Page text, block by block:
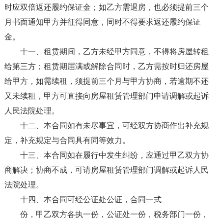
时应双倍返还履约保证金；如乙方需退房，也必须提前三个
月书面通知甲方并征得同意，同时不得要求返还履约保证
金。
十一、租赁期间，乙方未经甲方同意，不得将房屋转租
给第三方；租赁期届满或解除合同时，乙方需按时归还房屋
给甲方，如需续租，须提前三个月与甲方协商，若逾期不还
又未续租，甲方可直接向房屋租赁管理部门申请调解或起诉
人民法院处理。
十二、本合同如有未尽事宜，可经双方协商作出补充规
定，补充规定与合同具有同等效力。
十三、本合同如在履行中发生纠纷，应通过甲乙双方协
商解决；协商不成，可请房屋租赁管理部门调解或起诉人民
法院处理。
十四、本合同可经公证处公证，合同一式
份，甲乙双方各执一份，公证处一份，税务部门一份，